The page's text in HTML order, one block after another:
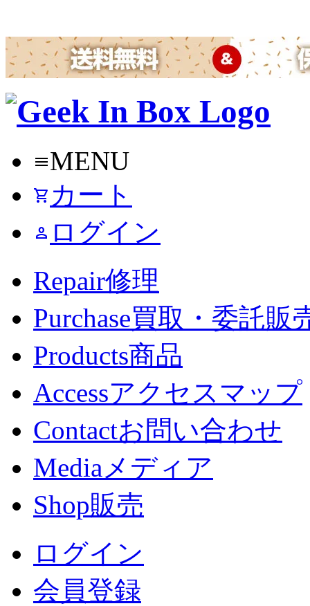
menuMENU
shopping_cart カート
person ログイン
Repair修理
Purchase買取・委託販
Products商品
Accessアクセスマップ
Contactお問い合わせ
Mediaメディア
Shop販売
ログイン
会員登録